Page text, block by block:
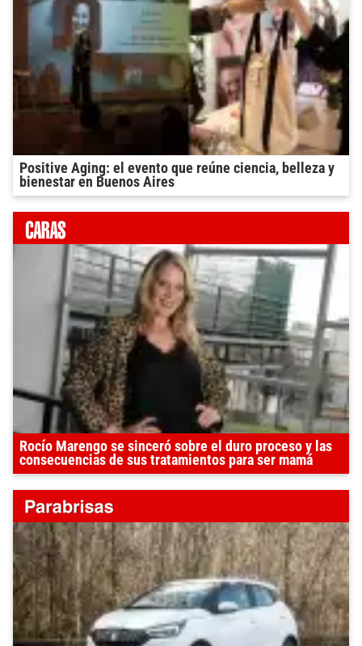
Positive Aging: el evento que reúne ciencia, belleza y
bienestar en Buenos Aires
Rocío Marengo se sinceró sobre el duro proceso y las
consecuencias de sus tratamientos para ser mamá